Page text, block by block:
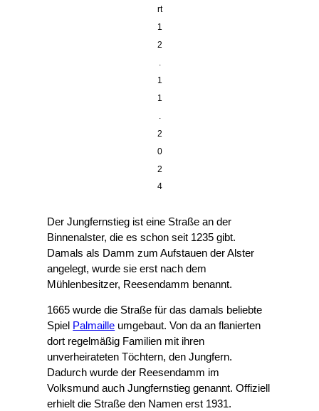
rt
1
2
.
1
1
2
0
2
4
Der Jungfernstieg ist eine Straße an der
Binnenalster, die es schon seit 1235 gibt.
Damals als Damm zum Aufstauen der Alster
angelegt, wurde sie erst nach dem
Mühlenbesitzer, Reesendamm benannt.
1665 wurde die Straße für das damals beliebte
Spiel Palmaille umgebaut. Von da an flanierten
dort regelmäßig Familien mit ihren
unverheirateten Töchtern, den Jungfern.
Dadurch wurde der Reesendamm im
Volksmund auch Jungfernstieg genannt. Offiziell
erhielt die Straße den Namen erst 1931.